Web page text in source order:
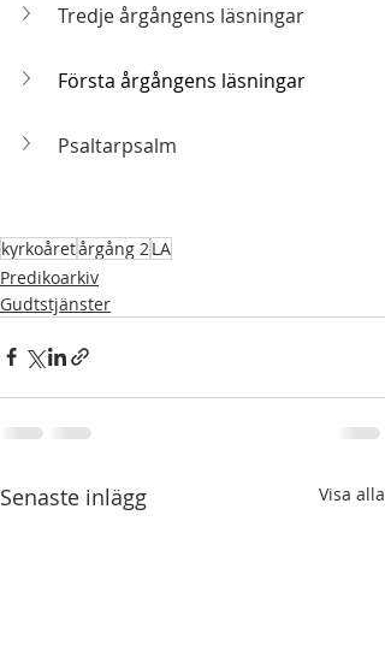
Tredje årgångens läsningar
Första årgångens läsningar
Psaltarpsalm
kyrkoåretårgång 2 LA
Predikoarkiv
Gudtstjänster
Senaste inlägg Visa alla